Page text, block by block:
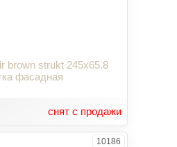
brown strukt 245x65.8
фасадная
снят с продажи
10186